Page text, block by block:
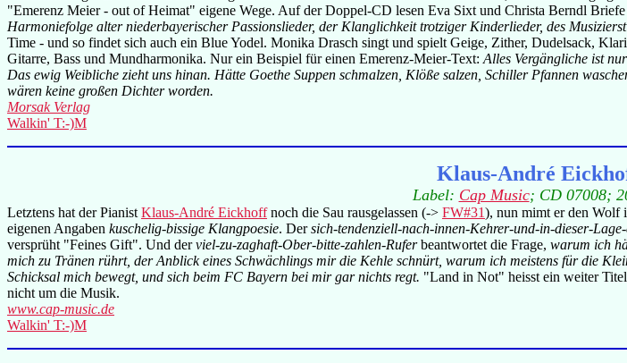
"Emerenz Meier - out of Heimat" eigene Wege. Auf der Doppel-CD lesen Eva Sixt und Christa Berndl
Harmoniefolge alter niederbayerischer Passionslieder, der Klanglichkeit trotziger Kinderlieder, des
Time - und so findet sich auch ein Blue Yodel. Monika Drasch singt und spielt Geige, Zither, Dudelsack,
Gitarre, Bass und Mundharmonika. Nur ein Beispiel für einen Emerenz-Meier-Text: Alles Vergängliche ist
Das ewig Weibliche zieht uns hinan. Hätte Goethe Suppen schmalzen, Klöße salzen, Schiller Pfannen
wären keine großen Dichter worden.
Morsak Verlag
Walkin' T:-)M
Klaus-André
Label: Cap Music; CD 07008;
Letztens hat der Pianist Klaus-André Eickhoffnoch die Sau rausgelassen (-> FW#31), nun mimt er den Wolf
eigenen Angaben kuschelig-bissige Klangpoesie. Dersich-tendenziell-nach-innen-Kehrer-und-in-dieser-
versprüht "Feines Gift". Und derviel-zu-zaghaft-Ober-bitte-zahlen-Ruferbeantwortet die Frage, warum ich
mich zu Tränen rührt, der Anblick eines Schwächlings mir die Kehle schnürt, warum ich meistens für die
Schicksal mich bewegt, und sich beim FC Bayern bei mir gar nichts regt. "Land in Not" heisst ein weiter
nicht um die Musik.
www.cap-music.de
Walkin' T:-)M